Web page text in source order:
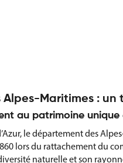
Maritimes :
au patrimoine
le département des
lors du rattachement du
naturelle et son